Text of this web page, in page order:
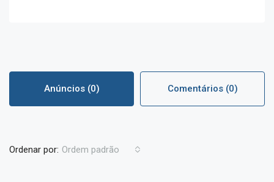
Anúncios (0) Comentários (0)
Ordenar por: Ordem padrão